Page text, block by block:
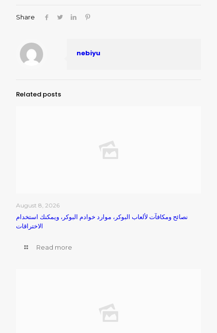
Share
nebiyu
Related posts
August 8, 2026
نصائح ومكافآت لألعاب البوكر، موارد خوادم البوكر، ويمكنك استخدام
الاختراقات
Read more